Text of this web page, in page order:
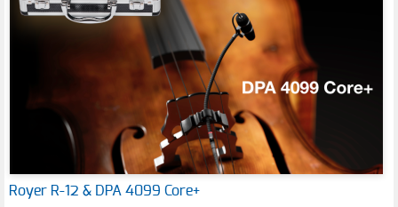
Royer R-12 & DPA 4099 Core+